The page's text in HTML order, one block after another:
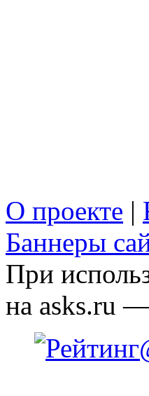
О проекте |
Баннеры
При
на asks.ru —